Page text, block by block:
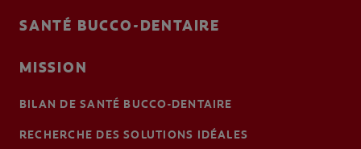
SANTÉ BUCCO-DENTAIRE
MISSION
BILAN DE SANTÉ BUCCO-DENTAIRE
RECHERCHE DES SOLUTIONS IDÉALES